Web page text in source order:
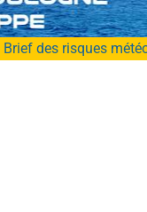
Brief des risques